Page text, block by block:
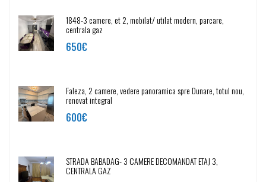
1848-3 camere, et 2, mobilat/ utilat modern, parcare,
centrala gaz
650€
Faleza, 2 camere, vedere panoramica spre Dunare, totul nou,
renovat integral
600€
STRADA BABADAG- 3 CAMERE DECOMANDAT ETAJ 3,
CENTRALA GAZ